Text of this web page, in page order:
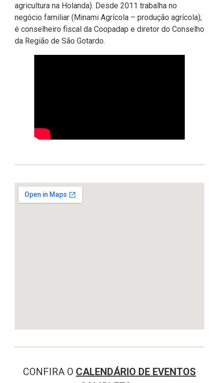
agricultura na Holanda). Desde 2011 trabalha no
negócio familiar (Minami Agrícola – produção agrícola);
é conselheiro fiscal da Coopadap e diretor do Conselho
da Região de São Gotardo.
CONFIRA O CALENDÁRIO DE EVENTOS